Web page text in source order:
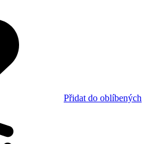
Přidat do oblíbených